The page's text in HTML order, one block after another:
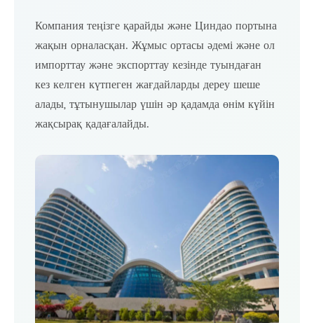
Компания теңізге қарайды және Циндао портына
жақын орналасқан. Жұмыс ортасы әдемі және ол
импорттау және экспорттау кезінде туындаған
кез келген күтпеген жағдайларды дереу шеше
алады, тұтынушылар үшін әр қадамда өнім күйін
жақсырақ қадағалайды.